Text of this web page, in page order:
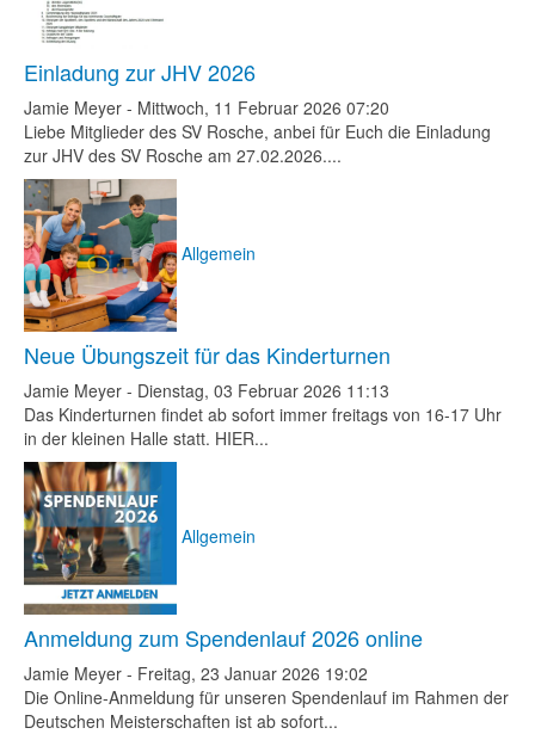
Einladung zur JHV 2026
Jamie Meyer - Mittwoch, 11 Februar 2026 07:20
Liebe Mitglieder des SV Rosche, anbei für Euch die Einladung
zur JHV des SV Rosche am 27.02.2026....
Allgemein
Neue Übungszeit für das Kinderturnen
Jamie Meyer - Dienstag, 03 Februar 2026 11:13
Das Kinderturnen findet ab sofort immer freitags von 16-17 Uhr
in der kleinen Halle statt. HIER...
Allgemein
Anmeldung zum Spendenlauf 2026 online
Jamie Meyer - Freitag, 23 Januar 2026 19:02
Die Online-Anmeldung für unseren Spendenlauf im Rahmen der
Deutschen Meisterschaften ist ab sofort...